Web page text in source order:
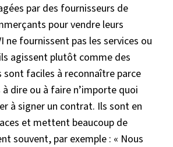
par des fournisseurs de
pour vendre leurs
ne fournissent pas les services ou
agissent plutôt comme des
sont faciles à reconnaître parce
dire ou à faire n’importe quoi
à signer un contrat. Ils sont en
et mettent beaucoup de
souvent, par exemple : « Nous